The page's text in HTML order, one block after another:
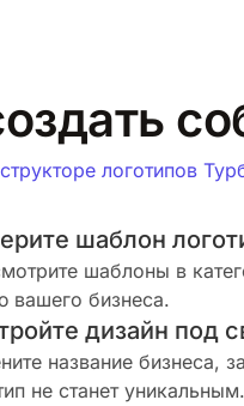
логотипов
шаблон
шаблоны в
вашего бизнеса.
дизайн под
название бизнеса,
не станет уникальным.